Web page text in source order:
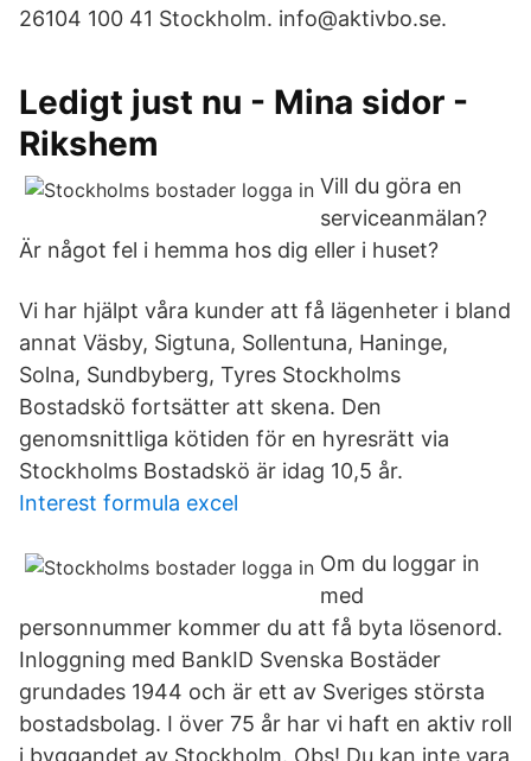
26104 100 41 Stockholm. info@aktivbo.se.
Ledigt just nu - Mina sidor -
Rikshem
Vill du göra en
serviceanmälan?
Är något fel i hemma hos dig eller i huset?
Vi har hjälpt våra kunder att få lägenheter i bland
annat Väsby, Sigtuna, Sollentuna, Haninge,
Solna, Sundbyberg, Tyres Stockholms
Bostadskö fortsätter att skena. Den
genomsnittliga kötiden för en hyresrätt via
Stockholms Bostadskö är idag 10,5 år.
Interest formula excel
Om du loggar in
med
personnummer kommer du att få byta lösenord.
Inloggning med BankID Svenska Bostäder
grundades 1944 och är ett av Sveriges största
bostadsbolag. I över 75 år har vi haft en aktiv roll
i byggandet av Stockholm. Obs! Du kan inte vara